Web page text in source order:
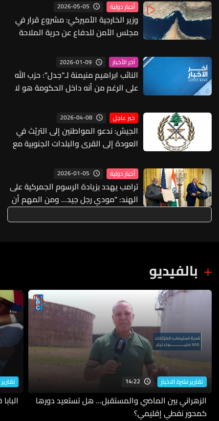
أخبار دولية 2026-05-05
وزير الخارجية الأميركيّ: مشروع قرار في
مجلس الأمن للدفاع عن حرية الملاحة
آخر الأخبار 2026-01-09
النائب ابراهيم منيمنة لـ"جدل": حزب الله
على الرغم من أنه داخل الحكومة هو لا
خبر عاجل 2026-04-08
الجيش: ندعو المواطنين إلى التريّث في
العودة إلى القرى والبلدات الجنوبية مع
أخبار دولية 2026-01-05
ترامب يهدد بزيادة الرسوم الجمركية على
الهند: "مودي رجل جيد... ومن المهم أن
يجعلني سعيدا"
بالفيديو
تقارير نشرة الاخبار 14:22
الزهراني بين الماضي والمستقبل... هل تستعيد دورها
كمحور نفطي إقليمي؟